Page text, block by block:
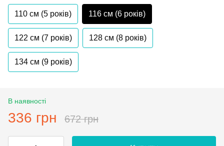
110 см (5 років) 116 см (6 років)
122 см (7 років) 128 см (8 років)
134 см (9 років)
В наявності
336 грн 672 грн